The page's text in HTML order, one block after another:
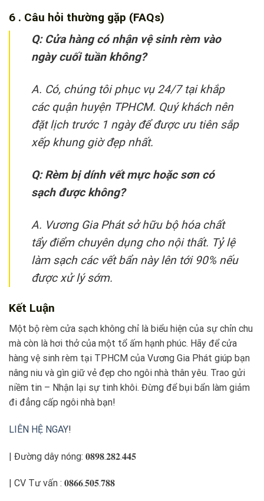
6 . Câu hỏi thường gặp (FAQs)
Q: Cửa hàng có nhận vệ sinh rèm vào
ngày cuối tuần không?
A. Có, chúng tôi phục vụ 24/7 tại khắp
các quận huyện TPHCM. Quý khách nên
đặt lịch trước 1 ngày để được ưu tiên sắp
xếp khung giờ đẹp nhất.
Q: Rèm bị dính vết mực hoặc sơn có
sạch được không?
A. Vương Gia Phát sở hữu bộ hóa chất
tẩy điểm chuyên dụng cho nội thất. Tỷ lệ
làm sạch các vết bẩn này lên tới 90% nếu
được xử lý sớm.
Kết Luận
Một bộ rèm cửa sạch không chỉ là biểu hiện của sự chỉn chu
mà còn là hơi thở của một tổ ấm hạnh phúc. Hãy để cửa
hàng vệ sinh rèm tại TPHCM của Vương Gia Phát giúp bạn
nâng niu và gìn giữ vẻ đẹp cho ngôi nhà thân yêu. Trao gửi
niềm tin – Nhận lại sự tinh khôi. Đừng để bụi bẩn làm giảm
đi đẳng cấp ngôi nhà bạn!
LIÊN HỆ NGAY!
| Đường dây nóng: 𝟎𝟖𝟗𝟖.𝟐𝟖𝟐.𝟒𝟒𝟓
| CV Tư vấn : 𝟎𝟖𝟔𝟔.𝟓𝟎𝟓.𝟕𝟖𝟖